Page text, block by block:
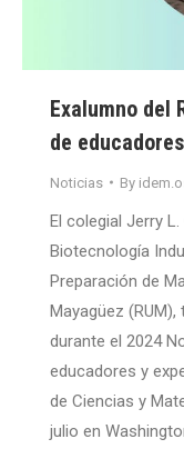
Exalumno del
de
Noticias By
El colegial Jerry
Biotecnología
Preparación de
Mayagüez
durante el 2024
educadores y
de Ciencias y
julio en